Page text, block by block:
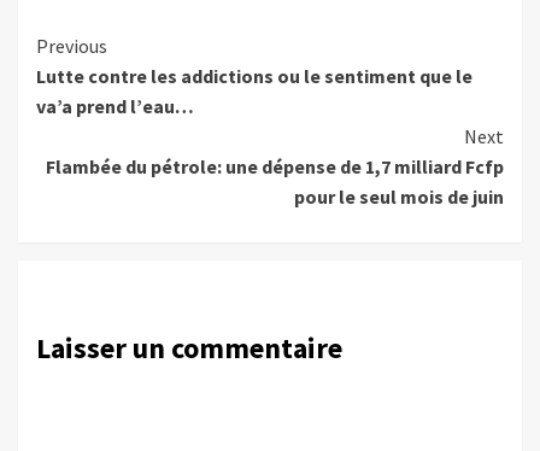
Continue
Reading
Previous
Lutte contre les addictions ou le sentiment que le
va’a prend l’eau…
Next
Flambée du pétrole: une dépense de 1,7 milliard Fcfp
pour le seul mois de juin
Laisser un commentaire